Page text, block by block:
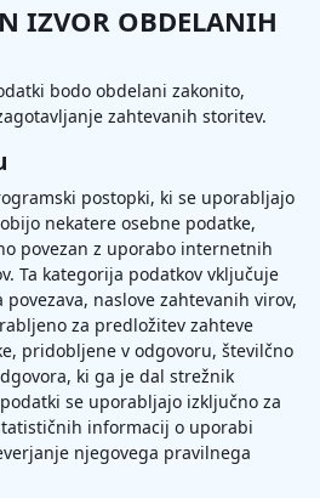
IZVOR OBDELANIH
bodo obdelani zakonito,
zahtevanih storitev.
postopki, ki se uporabljajo
nekatere osebne podatke,
povezan z uporabo internetnih
Ta kategorija podatkov vključuje
naslove zahtevanih virov,
za predložitev zahteve
pridobljene v odgovoru, številčno
ki ga je dal strežnik
se uporabljajo izključno za
informacij o uporabi
njegovega pravilnega